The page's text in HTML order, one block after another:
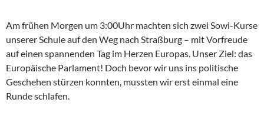
Am frühen Morgen um 3:00Uhr machten sich zwei Sowi-Kurse
unserer Schule auf den Weg nach Straßburg – mit Vorfreude
auf einen spannenden Tag im Herzen Europas. Unser Ziel: das
Europäische Parlament! Doch bevor wir uns ins politische
Geschehen stürzen konnten, mussten wir erst einmal eine
Runde schlafen.